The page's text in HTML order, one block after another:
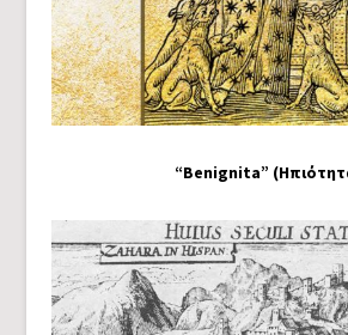
“Benignita”